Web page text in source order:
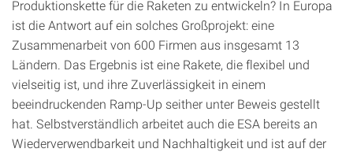
Produktionskette für die Raketen zu entwickeln? In Europa
ist die Antwort auf ein solches Großprojekt: eine
Zusammenarbeit von 600 Firmen aus insgesamt 13
Ländern. Das Ergebnis ist eine Rakete, die flexibel und
vielseitig ist, und ihre Zuverlässigkeit in einem
beeindruckenden Ramp-Up seither unter Beweis gestellt
hat. Selbstverständlich arbeitet auch die ESA bereits an
Wiederverwendbarkeit und Nachhaltigkeit und ist auf der